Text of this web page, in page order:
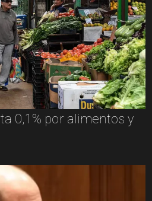
0,1% por alimentos y